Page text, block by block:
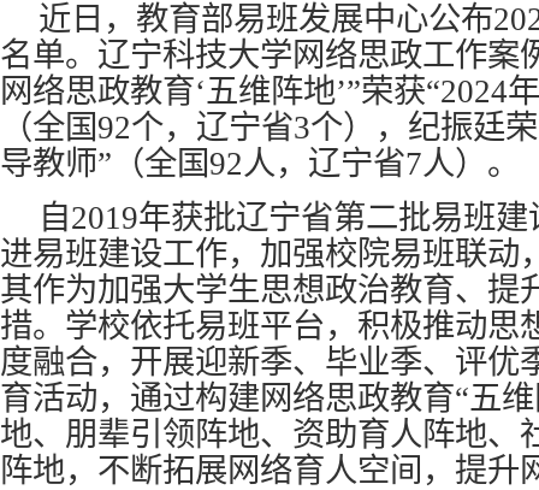
近日，教育部易班发展中心公布
名单。辽宁科技大学网络思政工作案
网络思政教育‘五维阵地’”荣获“2024
（全国92个，辽宁省3个），纪振廷
导教师”（全国92人，辽宁省7人）。
自2019年获批辽宁省第二批易班
进易班建设工作，加强校院易班联动
其作为加强大学生思想政治教育、提
措。学校依托易班平台，积极推动思
度融合，开展迎新季、毕业季、评优
育活动，通过构建网络思政教育“五
地、朋辈引领阵地、资助育人阵地、
阵地，不断拓展网络育人空间，提升